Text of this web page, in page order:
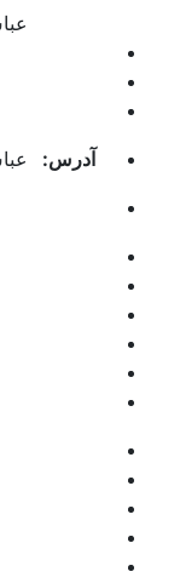
عباس
آدرس: عباس